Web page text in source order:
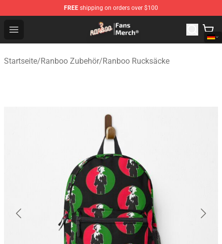
FREE shipping on orders over $100
Open menu
Ranboo Store - Official Ranboo Merchandise Shop
Startseite/Ranboo Zubehör/Ranboo Rucksäcke